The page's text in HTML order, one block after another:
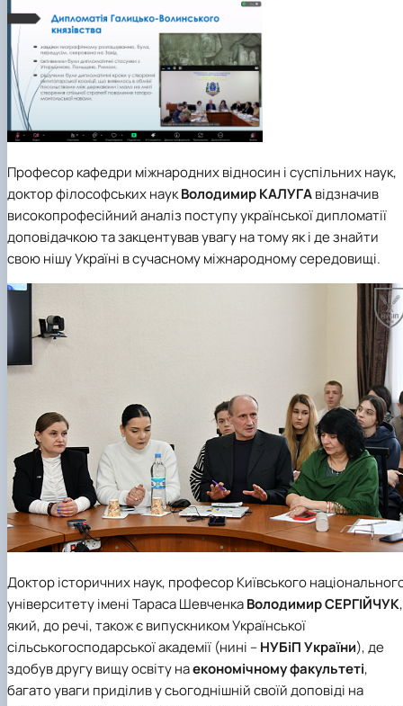
Професоркафедри міжнародних відносин і суспільних наук,
доктор філософських наукВолодимир КАЛУГАвідзначив
високопрофесійний аналіз поступу української дипломатії
доповідачкою та закцентував увагу на тому як і де знайти
свою нішу Україні в сучасному міжнародному середовищі.
Доктор історичних наук, професор Київського
університету імені Тараса ШевченкаВолодимир СЕРГІЙЧУК,
який, до речі, також є випускникомУкраїнської
сільськогосподарської академії (нині –НУБіП України), де
здобув другу вищу освіту наекономічному факультеті,
багато уваги приділив у сьогоднішній своїй доповіді на